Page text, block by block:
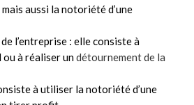
aussi la notoriété d’une
l’entreprise : elle consiste à
ou à réaliser undétournement de la
à utiliser la notoriété d’une